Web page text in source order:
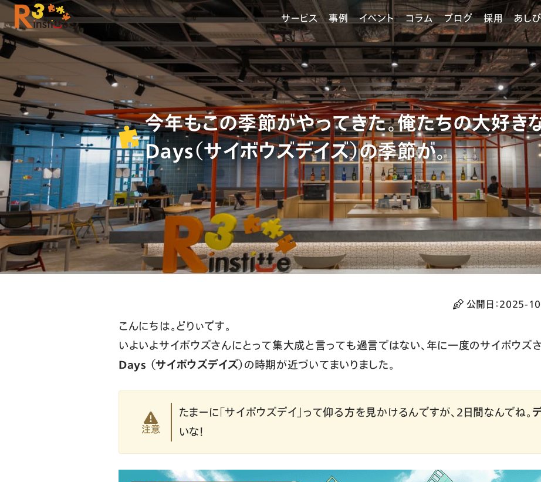
サービス 事例 イベント コラム ブログ 採用 あし
今年もこの季節がやってきた。俺たちの大好
Days（サイボウズデイズ）の季節が。
公開日：2025-
こんにちは。どりぃです。
いよいよサイボウズさんにとって集大成と言っても過言ではない、年に一度のサイボウズ
Days （サイボウズデイズ）の時期が近づいてまいりました。
注意
たまーに「サイボウズデイ」って仰る方を見かけるんですが、2日間なんでね。
いな！